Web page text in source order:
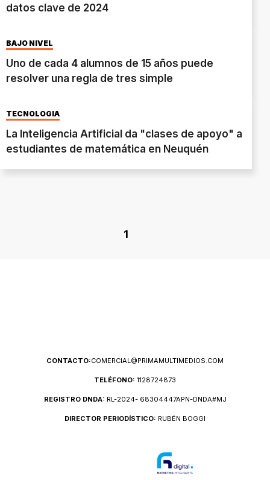
datos clave de 2024
BAJO NIVEL
Uno de cada 4 alumnos de 15 años puede
resolver una regla de tres simple
TECNOLOGÍA
La Inteligencia Artificial da "clases de apoyo" a
estudiantes de matemática en Neuquén
1
CONTACTO:COMERCIAL@PRIMAMULTIMEDIOS.COM
TELÉFONO: 1128724873
REGISTRO DNDA: RL-2024- 68304447APN-DNDA#MJ
DIRECTOR PERIODÍSTICO: RUBÉN BOGGI